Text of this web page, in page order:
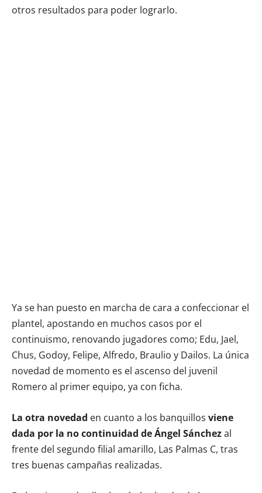
otros resultados para poder lograrlo.
Ya se han puesto en marcha de cara a confeccionar el
plantel, apostando en muchos casos por el
continuismo, renovando jugadores como; Edu, Jael,
Chus, Godoy, Felipe, Alfredo, Braulio y Dailos. La única
novedad de momento es el ascenso del juvenil
Romero al primer equipo, ya con ficha.
La otra novedad en cuanto a los banquillos viene
dada por la no continuidad de Ángel Sánchezal
frente del segundo filial amarillo, Las Palmas C, tras
tres buenas campañas realizadas.